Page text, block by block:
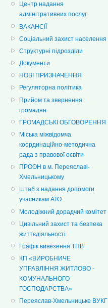
Центр надання
адмінітративних послуг
ВАКАНСІЇ
Соціальний захист населення
Структурні підрозділи
Документи
НОВІ ПРИЗНАЧЕННЯ
Регуляторна політика
Прийом та звернення
громадян
ГРОМАДСЬКІ ОБГОВОРЕННЯ
Міська міжвідомча
координаційно-методична
рада з правової освіти
ПРООН в м. Переяславі-
Хмельницькому
Штаб з надання допомоги
учасникам АТО
Молодіжний дорадчий комітет
Цивільний захист та безпека
життєдіяльності
Графік вивезення ТПВ
КП «ВИРОБНИЧЕ
УПРАВЛІННЯ ЖИТЛОВО -
КОМУНАЛЬНОГО
ГОСПОДАРСТВА»
Переяслав-Хмельницьке ВУКГ